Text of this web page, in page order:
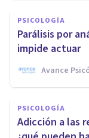
PSICOLOGÍA
Parálisis por
impide actuar
Avance
PSICOLOGÍA
Adicción a las